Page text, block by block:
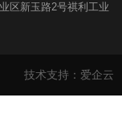
区新玉路2号祺利工业
技术支持：爱企云